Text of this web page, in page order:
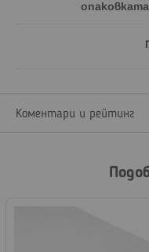
Коментари и рейтинг